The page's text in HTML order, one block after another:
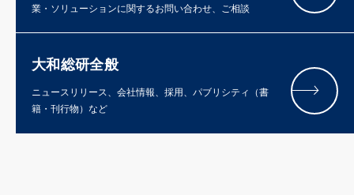
業・ソリューションに関するお問い合わせ、ご相談
大和総研全般
ニュースリリース、会社情報、採用、パブリシティ（書
籍・刊行物）など